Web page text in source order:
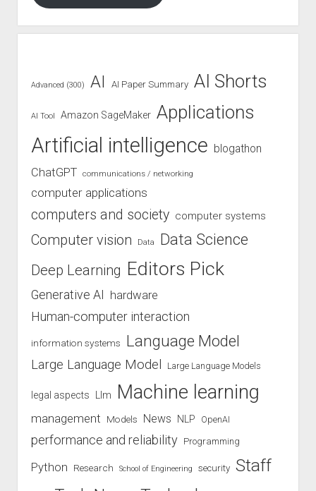
Advanced (300) AI AI Paper Summary AI Shorts
AI Tool Amazon SageMaker Applications
Artificial intelligence blogathon
ChatGPT communications / networking
computer applications
computers and society computer systems
Computer vision Data Data Science
Deep Learning Editors Pick
Generative AI hardware
Human-computer interaction
information systems Language Model
Large Language Model Large Language Models
legal aspects Llm Machine learning
management Models News NLP OpenAI
performance and reliability Programming
Python Research School of Engineering security Staff